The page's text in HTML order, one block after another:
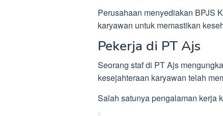
Perusahaan menyediakan BPJS
karyawan untuk memastikan
Pekerja di PT Ajs
Seorang staf di PT Ajs
kesejahteraan karyawan telah
Salah satunya pengalaman kerja